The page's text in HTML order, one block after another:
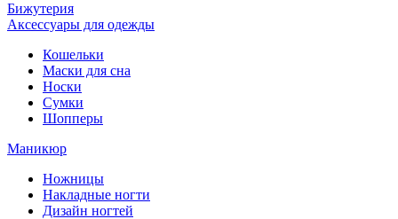
Бижутерия
Аксессуары для одежды
Кошельки
Маски для сна
Носки
Сумки
Шопперы
Маникюр
Ножницы
Накладные ногти
Дизайн ногтей